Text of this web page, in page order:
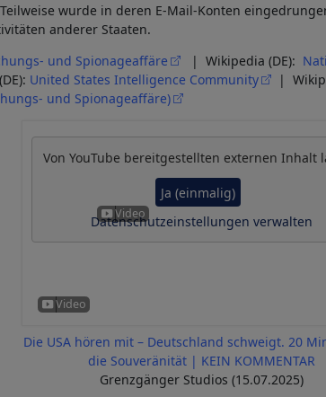
wurde in deren E-Mail-Konten
anderer Staaten.
und Spionageaffäre | Wikipedia (DE):
United States Intelligence Community |
und Spionageaffäre)
Von YouTube bereitgestellten externen Inhalt
Ja (einmalig)
Datenschutzeinstellungen verwalten
Die USA hören mit – Deutschland schweigt. 20
die Souveränität | KEIN KOMMENTAR
Grenzgänger Studios (15.07.2025)